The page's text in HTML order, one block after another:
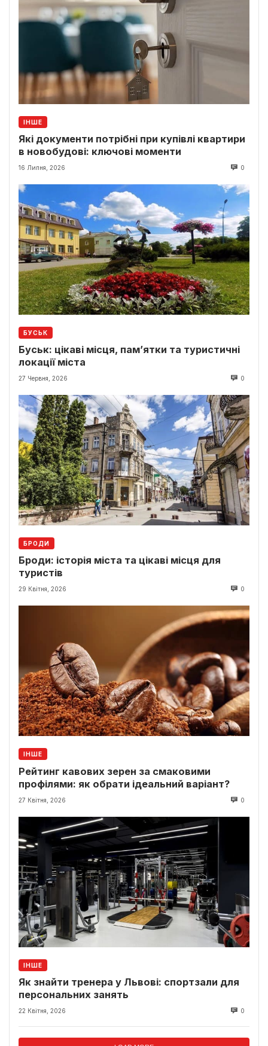
ІНШЕ
Які документи потрібні при купівлі квартири
в новобудові: ключові моменти
16 Липня, 2026 0
БУСЬК
Буськ: цікаві місця, пам’ятки та туристичні
локації міста
27 Червня, 2026 0
БРОДИ
Броди: історія міста та цікаві місця для
туристів
29 Квітня, 2026 0
ІНШЕ
Рейтинг кавових зерен за смаковими
профілями: як обрати ідеальний варіант?
27 Квітня, 2026 0
ІНШЕ
Як знайти тренера у Львові: спортзали для
персональних занять
22 Квітня, 2026 0